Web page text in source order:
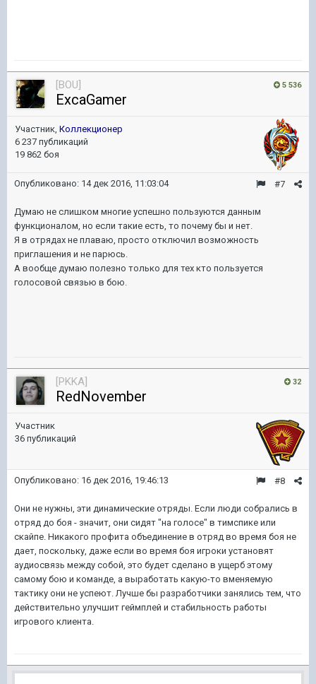
5 536
[BOU]
ExcaGamer
Участник, Коллекционер
6 237 публикаций
19 862 боя
#7
Опубликовано: 14 дек 2016, 11:03:04
Думаю не слишком многие успешно пользуются данным
функционалом, но если такие есть, то почему бы и нет.
Я в отрядах не плаваю, просто отключил возможность
приглашения и не парюсь.
А вообще думаю полезно только для тех кто пользуется
голосовой связью в бою.
32
[PKKA]
RedNovember
Участник
36 публикаций
#8
Опубликовано: 16 дек 2016, 19:46:13
Они не нужны, эти динамические отряды. Если люди собрались в
отряд до боя - значит, они сидят "на голосе" в тимспике или
скайпе. Никакого профита объединение в отряд во время боя не
дает, поскольку, даже если во время боя игроки установят
аудиосвязь между собой, это будет сделано в ущерб этому
самому бою и команде, а выработать какую-то вменяемую
тактику они не успеют. Лучше бы разработчики занялись тем, что
действительно улучшит геймплей и стабильность работы
игрового клиента.